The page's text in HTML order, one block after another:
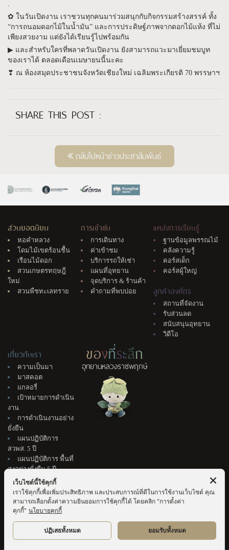
.
✿ ในวันเปิดงาน เราชวนทุกคนมาร่วมสนุกกับกิจกรรมสร้างสรรค์ ทั้ง
“การถนอมดอกไม้ในน้ำมัน” และการประดิษฐ์ภาพจากดอกไม้แห้ง ที่ไม่
เพียงสวยงาม แต่ยังได้เรียนรู้ไปพร้อมกัน
▶ และสำหรับใครที่พลาดวันเปิดงาน ยังสามารถแวะมาเยี่ยมชมบูท
ของเราได้ ตลอดเดือนเมษายนนี้นะคะ
❣︎ ณ ห้องสมุดประชาชนจังหวัดเชียงใหม่ เฉลิมพระเกียรติ 70 พรรษาฯ
SHARE THIS POST :
กลับไปหน้าข่าวประชาสัมพันธ์
สวนยอดนิยม
หอคำหลวง
โดมไม้เขตร้อนชื้น
เรือนไม้ดอก
สวนเกษตรทฤษฎี
ใหม่
สวนพืชทะเลทราย
การเข้าชม
การเดินทาง
ค่าเข้าชม
บริการรถให้เช่า
แผนที่อุทยาน
จุดบริการ & ร้านค้า
คำถามที่พบบ่อย
แหล่งการเรียนรู้
ฐานข้อมูลพรรณไม้
คลังความรู้
คอร์สเด็ก
คอร์สผู้ใหญ่
ลูกค้าองค์กร
สถานที่จัดงาน
รับส่วนลด
สนับสนุนอุทยาน
วิดีโอ
เกี่ยวกับเรา
ความเป็นมา
มาสคอต
แกลอรี่
เป้าหมายการดำเนิน
งาน
การดำเนินงานอย่าง
ยั่งยืน
แผนปฏิบัติการ
สวพส. 5 ปี
แผนปฏิบัติการ พื้นที่
สูงอย่างยั่งยืน 5 ปี
ติดต่อเรา
แนะนำติชม
จัดซื้อจัดจ้าง &
สมัครงาน
ของที่ระลึก
อุทยานหลวงราชพฤกษ์
เว็บไซต์นี้ใช้คุกกี้
เราใช้คุกกี้เพื่อเพิ่มประสิทธิภาพ และประสบการณ์ที่ดีในการใช้งานเว็บไซต์ คุณ
สามารถเลือกตั้งค่าความยินยอมการใช้คุกกี้ได้ โดยคลิก "การตั้งค่า
คุกกี้" นโยบายคุกกี้
ปฏิเสธทั้งหมด ยอมรับทั้งหมด